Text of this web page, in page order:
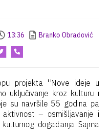
13:36 Branko Obradović
projekta "Nove ideje u
uključivanje kroz kulturu i
su navršile 55 godina pa
aktivnost – osmišljavanje i
događanja Sajma